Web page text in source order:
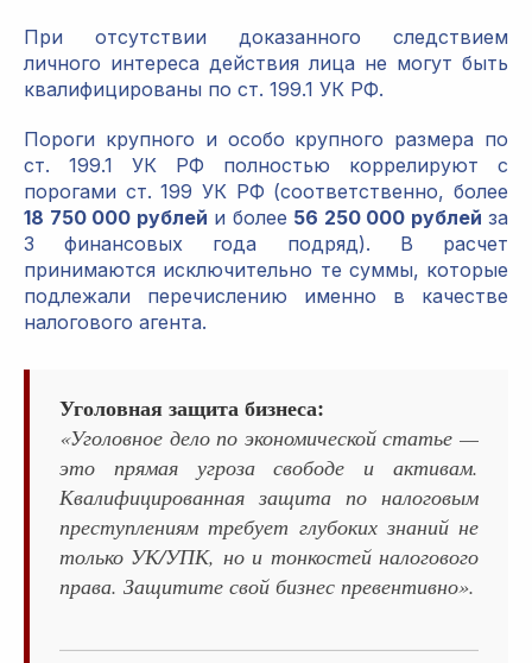
При отсутствии доказанного следствием
личного интереса действия лица не могут быть
квалифицированы по ст. 199.1 УК РФ.
Пороги крупного и особо крупного размера по
ст. 199.1 УК РФ полностью коррелируют с
порогами ст. 199 УК РФ (соответственно, более
18 750 000 рублей и более 56 250 000 рублей за
3 финансовых года подряд). В расчет
принимаются исключительно те суммы, которые
подлежали перечислению именно в качестве
налогового агента.
Уголовная защита бизнеса:
«Уголовное дело по экономической статье —
это прямая угроза свободе и активам.
Квалифицированная защита по налоговым
преступлениям требует глубоких знаний не
только УК/УПК, но и тонкостей налогового
права. Защитите свой бизнес превентивно».